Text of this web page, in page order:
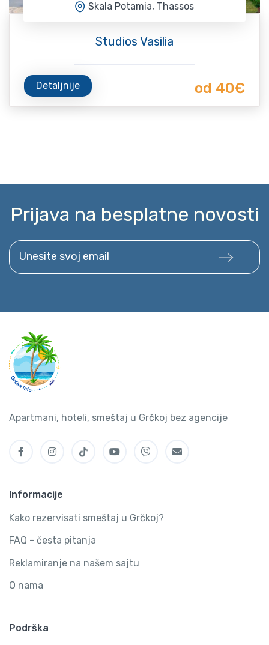
Skala Potamia, Thassos
Studios Vasilia
Detaljnije od 40€
Prijava na besplatne novosti
Unesite svoj email
Apartmani, hoteli, smeštaj u Grčkoj bez agencije
Informacije
Kako rezervisati smeštaj u Grčkoj?
FAQ - česta pitanja
Reklamiranje na našem sajtu
O nama
Podrška